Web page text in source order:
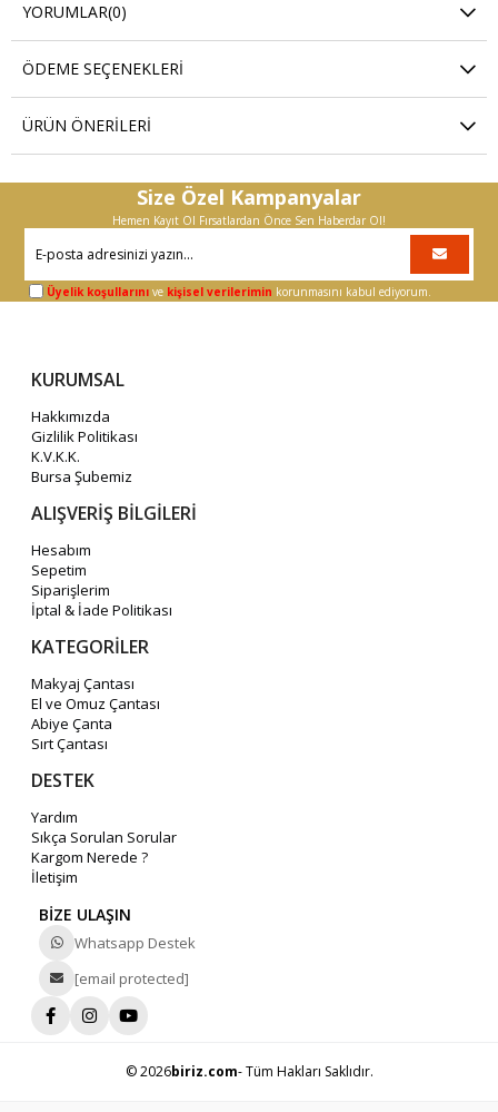
YORUMLAR(0)
ÖDEME SEÇENEKLERI
ÜRÜN ÖNERILERI
Size Özel Kampanyalar
Hemen Kayıt Ol Fırsatlardan Önce Sen Haberdar Ol!
Üyelik koşullarını ve kişisel verilerimin korunmasını kabul ediyorum.
KURUMSAL
Hakkımızda
Gizlilik Politikası
K.V.K.K.
Bursa Şubemiz
ALIŞVERİŞ BİLGİLERİ
Hesabım
Sepetim
Siparişlerim
İptal & İade Politikası
KATEGORİLER
Makyaj Çantası
El ve Omuz Çantası
Abiye Çanta
Sırt Çantası
DESTEK
Yardım
Sıkça Sorulan Sorular
Kargom Nerede ?
İletişim
BİZE ULAŞIN
Whatsapp Destek
[email protected]
© 2026biriz.com- Tüm Hakları Saklıdır.